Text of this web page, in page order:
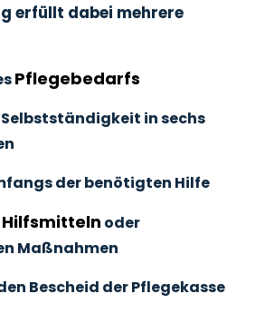
erfüllt dabei mehrere
Pflegebedarfs
in sechs
der benötigten Hilfe
Hilfsmitteln oder
Maßnahmen
Bescheid der Pflegekasse